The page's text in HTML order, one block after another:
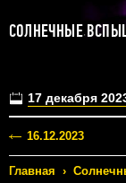
СОЛНЕЧНЫЕ
17 декабря
16.12.2023
Главная ›